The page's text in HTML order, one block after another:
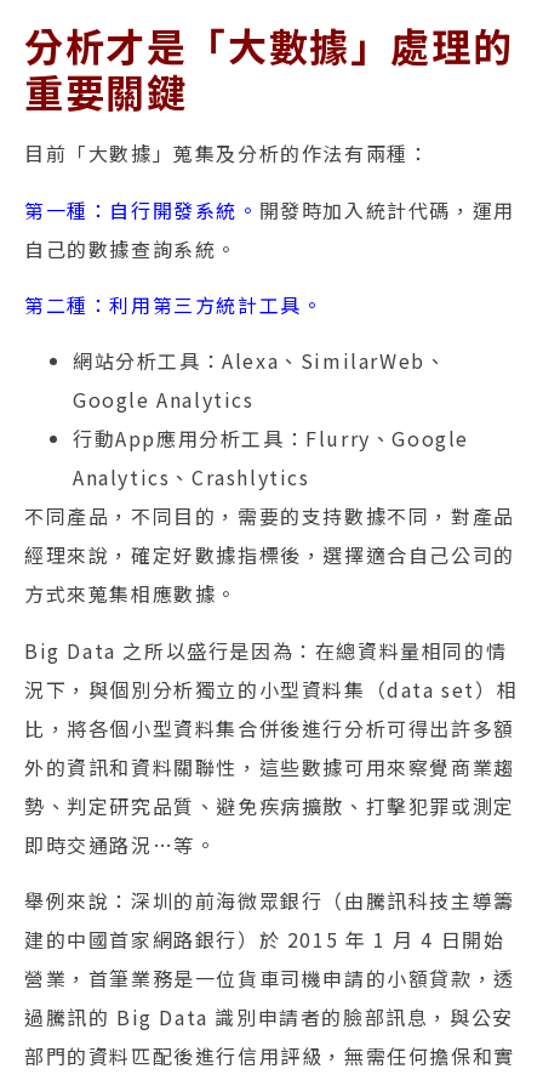
分析才是「大數據」處理的
重要關鍵
目前「大數據」蒐集及分析的作法有兩種：
第一種：自行開發系統。 開發時加入統計代碼，運用
自己的數據查詢系統。
第二種：利用第三方統計工具。
網站分析工具：Alexa、SimilarWeb、
Google Analytics
行動App應用分析工具：Flurry、Google
Analytics、Crashlytics
不同產品，不同目的，需要的支持數據不同，對產品
經理來說，確定好數據指標後，選擇適合自己公司的
方式來蒐集相應數據。
Big Data 之所以盛行是因為：在總資料量相同的情
況下，與個別分析獨立的小型資料集（data set）相
比，將各個小型資料集合併後進行分析可得出許多額
外的資訊和資料關聯性，這些數據可用來察覺商業趨
勢、判定研究品質、避免疾病擴散、打擊犯罪或測定
即時交通路況…等。
舉例來說：深圳的前海微眾銀行（由騰訊科技主導籌
建的中國首家網路銀行）於 2015 年 1 月 4 日開始
營業，首筆業務是一位貨車司機申請的小額貸款，透
過騰訊的 Big Data 識別申請者的臉部訊息，與公安
部門的資料匹配後進行信用評級，無需任何擔保和實